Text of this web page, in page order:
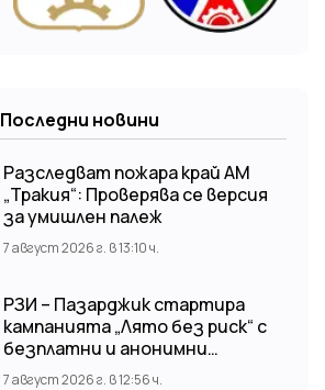
Последни новини
Разследват пожара край АМ
„Тракия“: Проверява се версия
за умишлен палеж
7 август 2026 г. в 13:10 ч.
РЗИ – Пазарджик стартира
кампанията „Лято без риск“ с
безплатни и анонимни
изследвания за ХИВ
7 август 2026 г. в 12:56 ч.